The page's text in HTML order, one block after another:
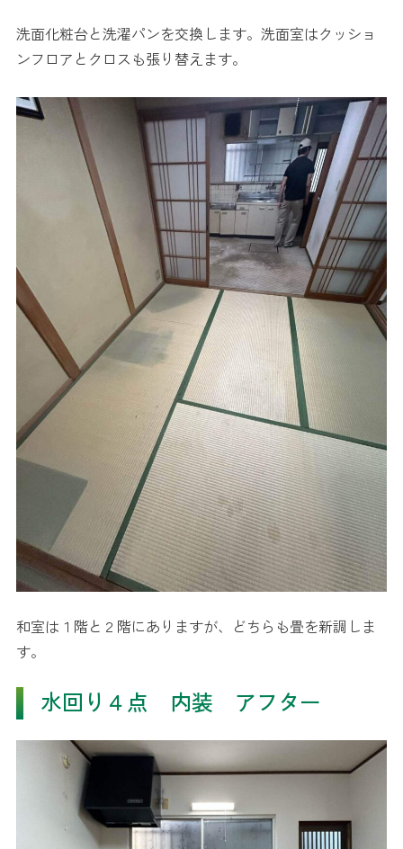
洗面化粧台と洗濯パンを交換します。洗面室はクッショ
ンフロアとクロスも張り替えます。
和室は１階と２階にありますが、どちらも畳を新調しま
す。
水回り４点 内装 アフター